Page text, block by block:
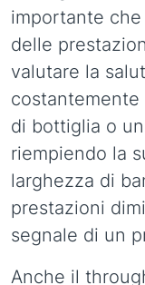
importante
delle
valutare la
di bottiglia o
riempiendo la
larghezza di
prestazioni
segnale di un
Anche il